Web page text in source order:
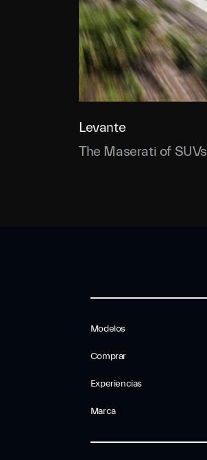
Levante
The Maserati of SUVs
Modelos
Comprar
Experiencias
Marca